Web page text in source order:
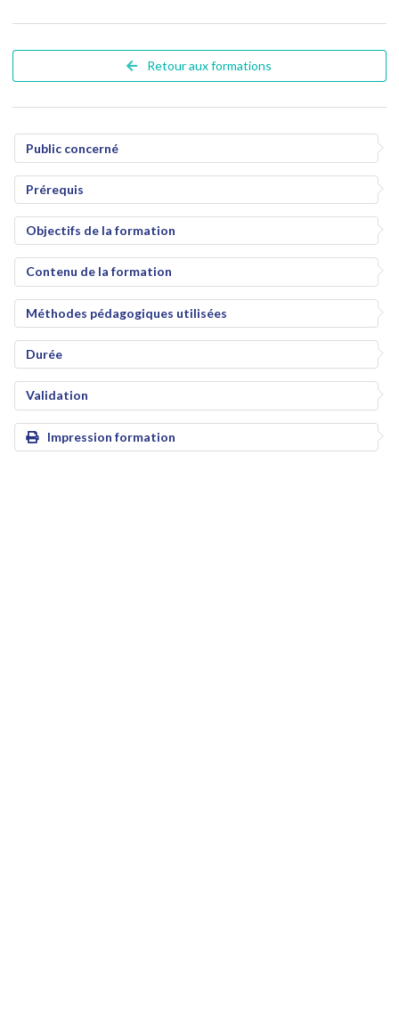
Retour aux formations
Public concerné
Prérequis
Objectifs de la formation
Contenu de la formation
Méthodes pédagogiques utilisées
Durée
Validation
Impression formation